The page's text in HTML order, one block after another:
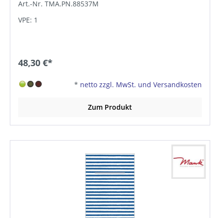
Art.-Nr. TMA.PN.88537M
VPE: 1
48,30 €*
* netto zzgl. MwSt. und Versandkosten
Zum Produkt